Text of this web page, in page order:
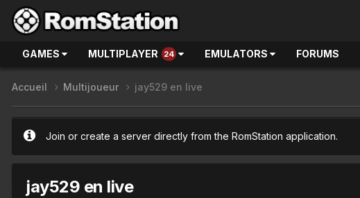
GAMES MULTIPLAYER 24 EMULATORS FORUMS
Accueil Multijoueur jay529 en live
Join or create a server directly from the RomStation application.
jay529 en live